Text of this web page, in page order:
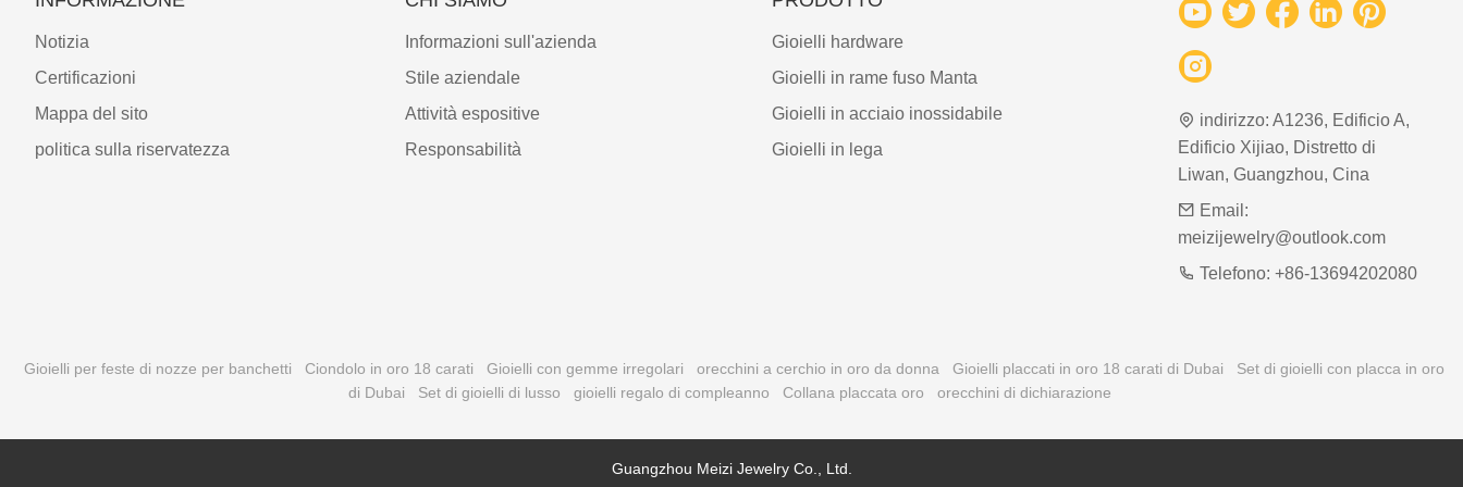
Notizia
Certificazioni
Mappa del sito
politica sulla riservatezza
Informazioni sull'azienda
Stile aziendale
Attività espositive
Responsabilità
Gioielli hardware
Gioielli in rame fuso Manta
Gioielli in acciaio inossidabile
Gioielli in lega
indirizzo: A1236, Edificio A,
Edificio Xijiao, Distretto di
Liwan, Guangzhou, Cina
Email:
meizijewelry@outlook.com
Telefono: +86-13694202080
Gioielli per feste di nozze per banchetti Ciondolo in oro 18 carati Gioielli con gemme irregolari orecchini a cerchio in oro da donna Gioielli placcati in oro 18 carati di Dubai
Set di gioielli con placca in oro
di Dubai
Set di gioielli di lusso gioielli regalo di compleanno Collana placcata oro orecchini di dichiarazione
Guangzhou Meizi Jewelry Co., Ltd.